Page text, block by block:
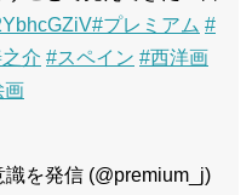
#プレミアム #
介 #スペイン #西洋画
画
を発信 (@premium_j)